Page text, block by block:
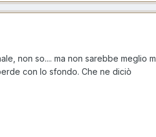
non so.... ma non sarebbe meglio
con lo sfondo. Che ne diciò